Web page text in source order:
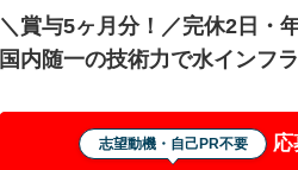
＼賞与5ヶ月分！／完休2日・
国内随一の技術力で水インフ
志望動機・自己PR不要